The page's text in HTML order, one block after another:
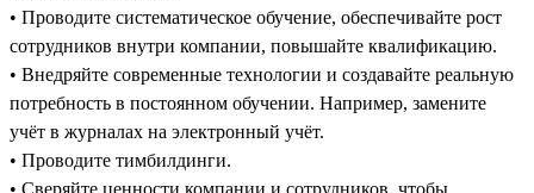
• Проводите систематическое обучение, обеспечивайте рост
сотрудников внутри компании, повышайте квалификацию.
• Внедряйте современные технологии и создавайте реальную
потребность в постоянном обучении. Например, замените
учёт в журналах на электронный учёт.
• Проводите тимбилдинги.
• Сверяйте ценности компании и сотрудников, чтобы